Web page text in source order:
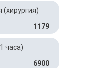
(хирургия)
1179
часа)
6900